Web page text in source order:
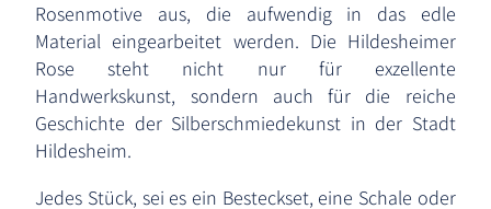
Rosenmotive aus, die aufwendig in das edle
Material eingearbeitet werden. Die Hildesheimer
Rose steht nicht nur für exzellente
Handwerkskunst, sondern auch für die reiche
Geschichte der Silberschmiedekunst in der Stadt
Hildesheim.
Jedes Stück, sei es ein Besteckset, eine Schale oder